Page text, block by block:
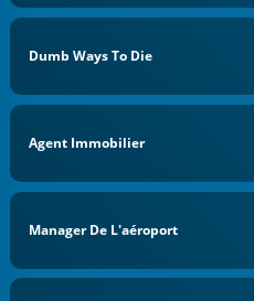
Dumb Ways To Die
Agent Immobilier
Manager De L'aéroport